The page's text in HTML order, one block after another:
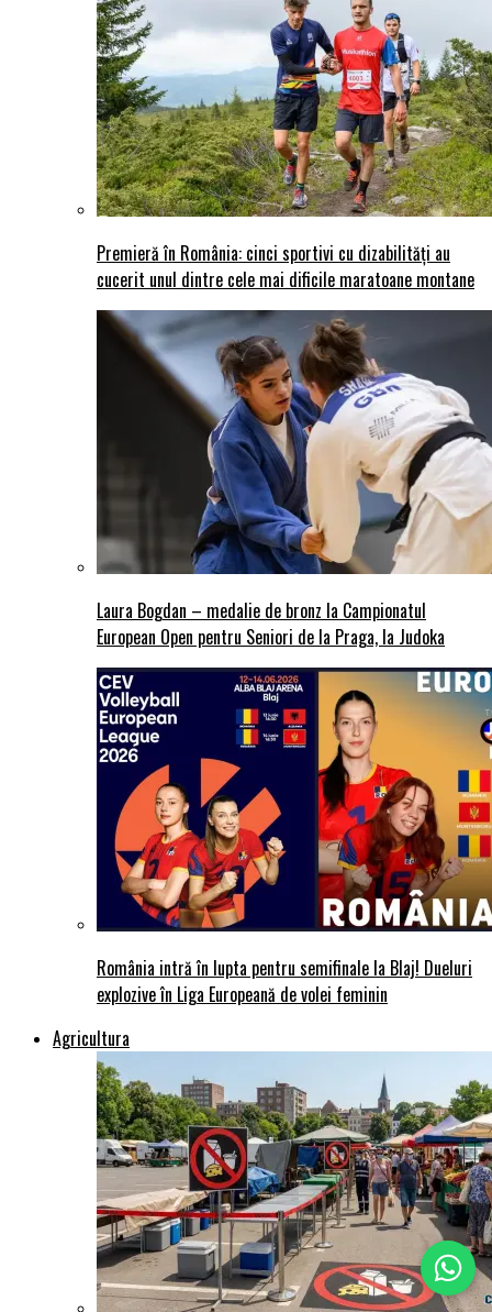
Premieră în România: cinci sportivi cu dizabilități au
cucerit unul dintre cele mai dificile maratoane montane
Laura Bogdan – medalie de bronz la Campionatul
European Open pentru Seniori de la Praga, la Judoka
România intră în lupta pentru semifinale la Blaj! Dueluri
explozive în Liga Europeană de volei feminin
Agricultura